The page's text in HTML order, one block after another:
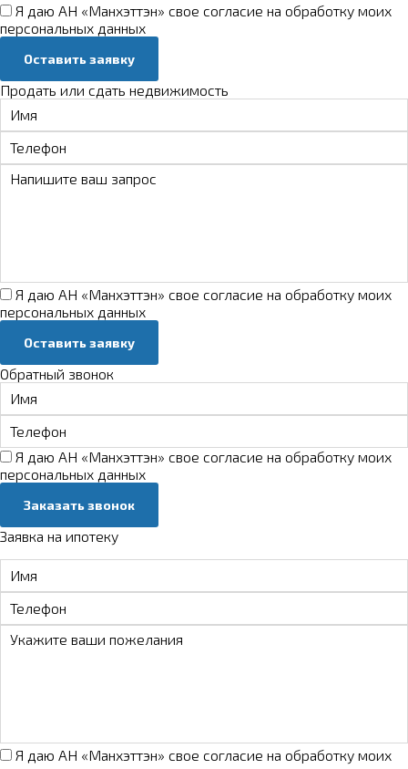
Я даю АН «Манхэттэн» свое согласие на обработку моих
персональных данных
Оставить заявку
Продать или сдать недвижимость
Я даю АН «Манхэттэн» свое согласие на обработку моих
персональных данных
Оставить заявку
Обратный звонок
Я даю АН «Манхэттэн» свое согласие на обработку моих
персональных данных
Заказать звонок
Заявка на ипотеку
Я даю АН «Манхэттэн» свое согласие на обработку моих